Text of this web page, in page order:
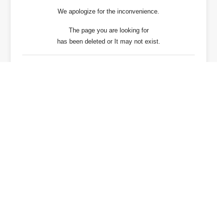
We apologize for the inconvenience.
The page you are looking for
has been deleted or It may not exist.